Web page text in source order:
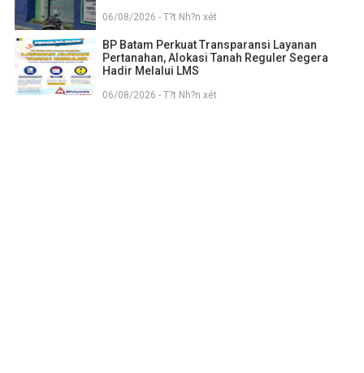
06/08/2026 - T?t Nh?n xét
BP Batam Perkuat Transparansi Layanan
Pertanahan, Alokasi Tanah Reguler Segera
Hadir Melalui LMS
06/08/2026 - T?t Nh?n xét